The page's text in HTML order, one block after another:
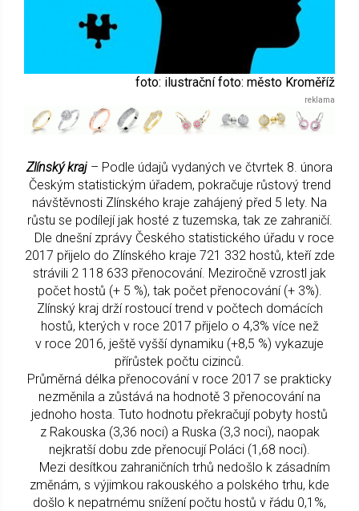
foto: ilustrační foto: město Kroměříž
Zlínský kraj – Podle údajů vydaných ve čtvrtek 8. února
Českým statistickým úřadem, pokračuje růstový trend
návštěvnosti Zlínského kraje zahájený před 5 lety. Na
růstu se podílejí jak hosté z tuzemska, tak ze zahraničí.
Dle dnešní zprávy Českého statistického úřadu v roce
2017 přijelo do Zlínského kraje 721 332 hostů, kteří zde
strávili 2 118 633 přenocování. Meziročně vzrostl jak
počet hostů (+ 5 %), tak počet přenocování (+ 3%).
Zlínský kraj drží rostoucí trend v počtech domácích
hostů, kterých v roce 2017 přijelo o 4,3% více než
v roce 2016, ještě vyšší dynamiku (+8,5 %) vykazuje
přírůstek počtu cizinců.
Průměrná délka přenocování v roce 2017 se prakticky
nezměnila a zůstává na hodnotě 3 přenocování na
jednoho hosta. Tuto hodnotu překračují pobyty hostů
z Rakouska (3,36 noci) a Ruska (3,3 noci), naopak
nejkratší dobu zde přenocují Poláci (1,68 noci).
Mezi desítkou zahraničních trhů nedošlo k zásadním
změnám, s výjimkou rakouského a polského trhu, kde
došlo k nepatrnému snížení počtu hostů v řádu 0,1%,